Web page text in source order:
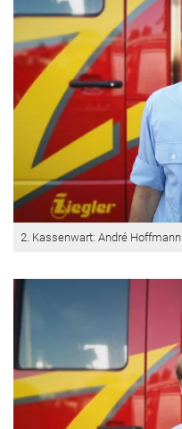
2. Kassenwart: André Hoffmann